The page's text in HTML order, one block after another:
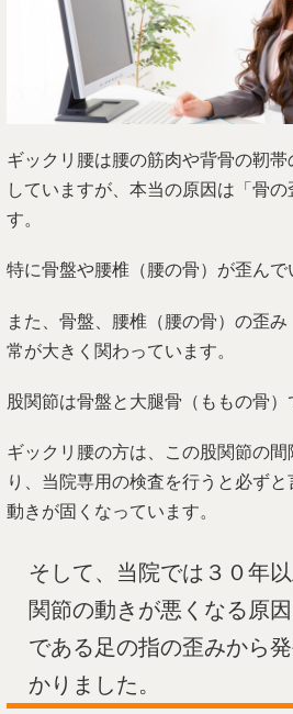
ギックリ腰は腰の筋肉や背骨の靭帯
していますが、本当の原因は「骨
す。
特に骨盤や腰椎（腰の骨）が歪んで
また、骨盤、腰椎（腰の骨）の歪
常が大きく関わっています。
股関節は骨盤と大腿骨（ももの骨）
ギックリ腰の方は、この股関節の
り、当院専用の検査を行うと必ず
動きが固くなっています。
そして、当院では３０年
関節の動きが悪くなる原
である足の指の歪みから
かりました。